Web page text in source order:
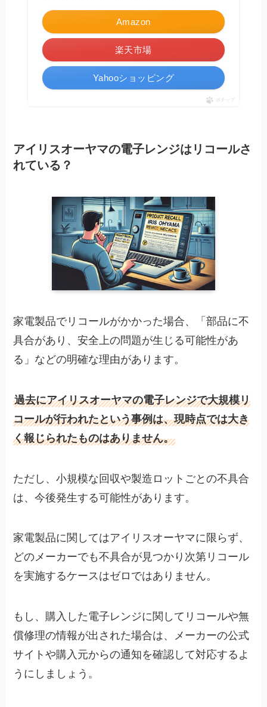
Amazon
楽天市場
Yahooショッピング
ポチップ
アイリスオーヤマの電子レンジはリコールさ
れている？
家電製品でリコールがかかった場合、「部品に不
具合があり、安全上の問題が生じる可能性があ
る」などの明確な理由があります。
過去にアイリスオーヤマの電子レンジで大規模リ
コールが行われたという事例は、現時点では大き
く報じられたものはありません。
ただし、小規模な回収や製造ロットごとの不具合
は、今後発生する可能性があります。
家電製品に関してはアイリスオーヤマに限らず、
どのメーカーでも不具合が見つかり次第リコール
を実施するケースはゼロではありません。
もし、購入した電子レンジに関してリコールや無
償修理の情報が出された場合は、メーカーの公式
サイトや購入元からの通知を確認して対応するよ
うにしましょう。